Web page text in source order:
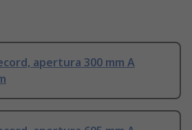
apertura 300 mm A